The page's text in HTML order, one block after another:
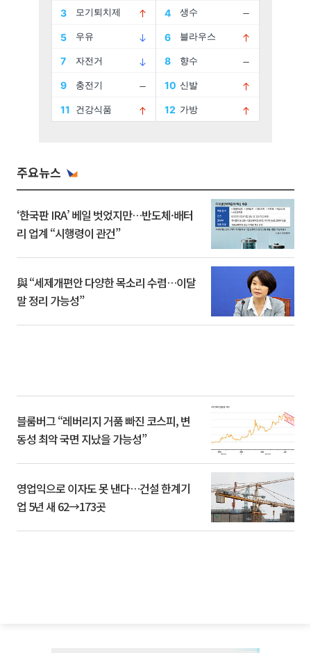
주요뉴스
‘한국판 IRA’ 베일 벗었지만…반도체·배터
리 업계 “시행령이 관건”
與 “세제개편안 다양한 목소리 수렴…이달
말 정리 가능성”
블룸버그 “레버리지 거품 빠진 코스피, 변
동성 최악 국면 지났을 가능성”
영업익으로 이자도 못 낸다…건설 한계기
업 5년 새 62→173곳